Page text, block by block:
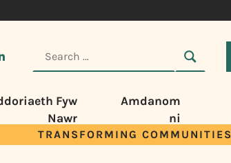
Fyw
Nawr
Amdanom
ni
TRANSFORMING COMMUNITIES